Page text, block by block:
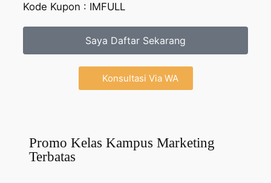
Kode Kupon : IMFULL
Saya Daftar Sekarang
Konsultasi Via WA
Promo Kelas Kampus Marketing
Terbatas